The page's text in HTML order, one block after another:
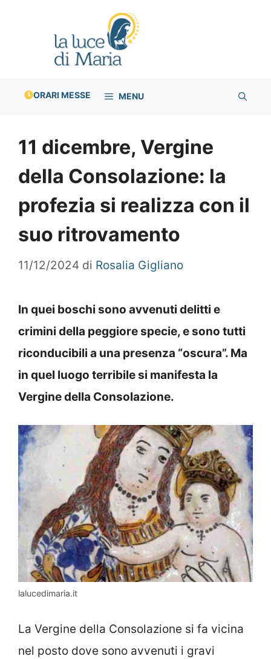
ORARI MESSE MENU
11 dicembre, Vergine
della Consolazione: la
profezia si realizza con il
suo ritrovamento
11/12/2024 di Rosalia Gigliano
In quei boschi sono avvenuti delitti e
crimini della peggiore specie, e sono tutti
riconducibili a una presenza “oscura”. Ma
in quel luogo terribile si manifesta la
Vergine della Consolazione.
lalucedimaria.it
La Vergine della Consolazione si fa vicina
nel posto dove sono avvenuti i gravi